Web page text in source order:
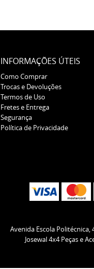
INFORMAÇÕES ÚTEIS
Como Comprar
Trocas e Devoluções
Termos de Uso
Fretes e Entrega
Segurança
Política de Privacidade
Avenida Escola Politécnica,
Josewal 4x4 Peças e